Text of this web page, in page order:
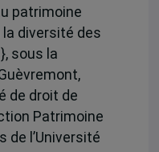
patrimoine
diversité des
sous la
de droit de
Patrimoine
de l’Université